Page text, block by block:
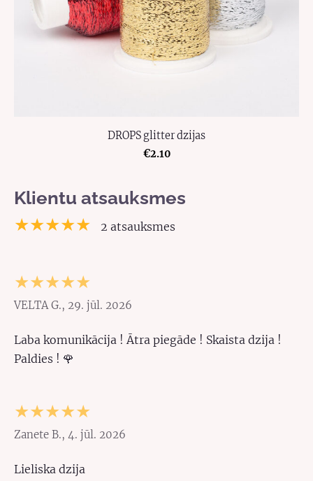
DROPS glitter dzijas
€2.10
Klientu atsauksmes
★★★★★ 2 atsauksmes
★★★★★
VELTA G., 29. jūl. 2026
Laba komunikācija ! Ātra piegāde ! Skaista dzija !
Paldies ! 🌹
★★★★★
Zanete B., 4. jūl. 2026
Lieliska dzija